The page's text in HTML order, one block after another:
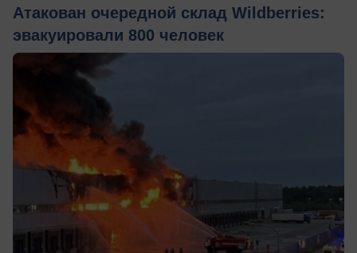
Атакован очередной склад Wildberries:
эвакуировали 800 человек